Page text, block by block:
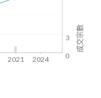
3
0
2021 2024
成交宗數